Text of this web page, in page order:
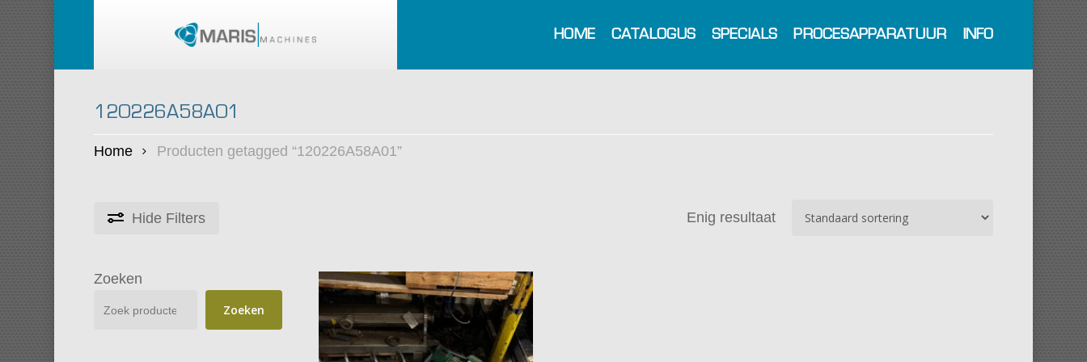
Skip
to
main
content
HOME CATALOGUS SPECIALS PROCESAPPARATUUR INFO
120226A58A01
Home Producten getagged “120226A58A01”
Hide Filters Enig resultaat
Zoeken
Zoeken